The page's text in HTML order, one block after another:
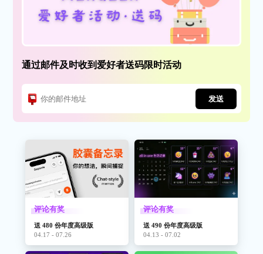
通过邮件及时收到爱好者送码限时活动
发送
评论有奖
送 480 份年度高级版
04.17 - 07.26
评论有奖
送 490 份年度高级版
04.13 - 07.02